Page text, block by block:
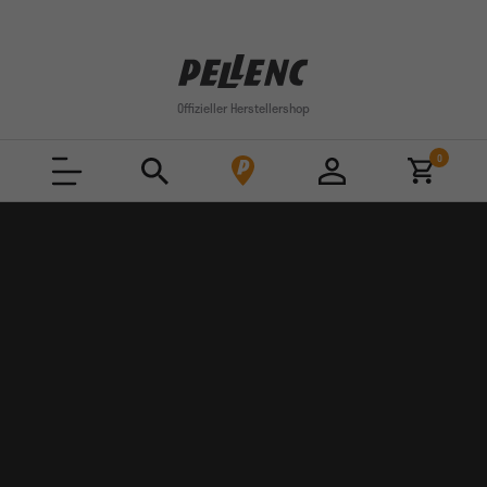
Offizieller Herstellershop
0